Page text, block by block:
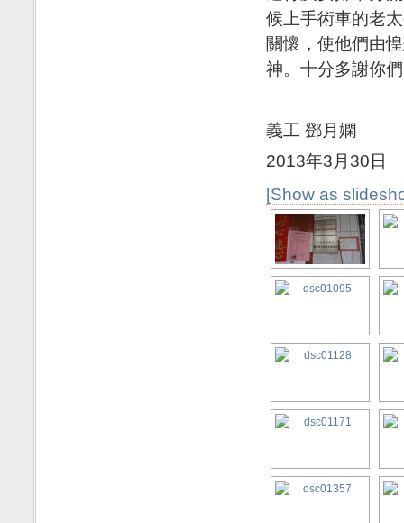
候上手術車的老
關懷，使他們由
神。十分多謝你
義工 鄧月嫻
2013年3月30日
[Show as